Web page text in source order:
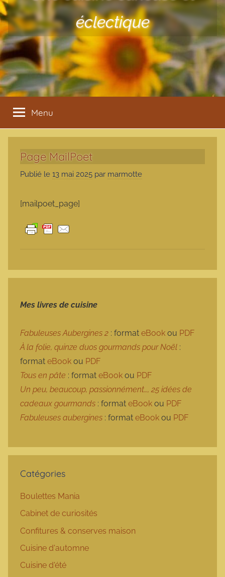
éclectique
Menu
Page MailPoet
Publié le 13 mai 2025 par marmotte
[mailpoet_page]
Mes livres de cuisine
Fabuleuses Aubergines 2 : format eBook ou PDF
À la folie, quinze duos gourmands pour Noël :
format eBook ou PDF
Tous en pâte : format eBook ou PDF
Un peu, beaucoup, passionnément…, 25 idées de
cadeaux gourmands : format eBook ou PDF
Fabuleuses aubergines : format eBook ou PDF
Catégories
Boulettes Mania
Cabinet de curiosités
Confitures & conserves maison
Cuisine d'automne
Cuisine d'été